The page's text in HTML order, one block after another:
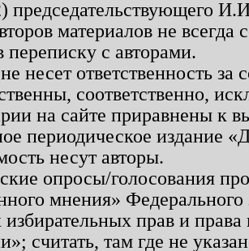
председательствующего
материалов не
переписку с авторами.
несет ответственность
соответственно,
на сайте приравнены к
периодическое издание
несут авторы.
опросы/голосования
мнения»
избирательных прав и
считать, там где не